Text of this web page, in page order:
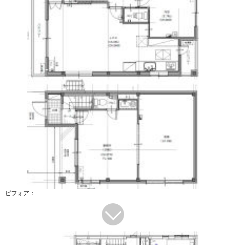
ビフォア：